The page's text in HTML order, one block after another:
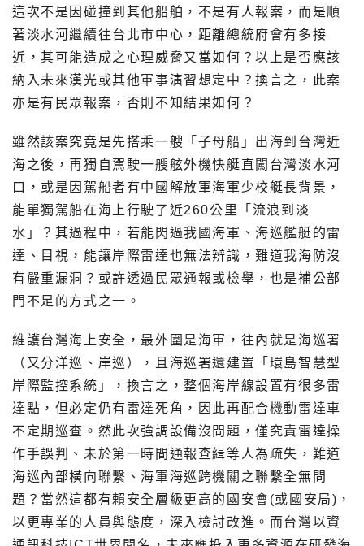
這次不是因碰撞到其他船舶，不是有人報案，而是順
著淡水河繼續往台北市中心，距離總統府會有多接
近，其可能造成之心理威脅又當如何？以上是否應該
納入未來漢光或其他軍事演習想定中？換言之，此案
亦是有民眾報案，否則不知結果如何？
雖然該案究竟是先搭乘一艘「子母船」出海到台灣近
海之後，再獨自駕駛一艘舷外機快艇直闖台灣淡水河
口，或是因駕船者有中國解放軍海軍少校艇長背景，
能單獨駕船在海上行駛了近260公里「流浪到淡
水」？其過程中，若能閃過我國海軍、海巡艦艇的雷
達、目視，能讓岸際雷達也無法辨識，難道我海防沒
有嚴重漏洞？或許透過民眾通報或檢舉，也是補公部
門不足的方式之一。
維護台灣海上安全，最外圍是海軍，往內就是海巡署
（又分洋巡、岸巡），且海巡署還建置「環島智慧型
岸際監控系統」，換言之，整個海岸線設置有很多雷
達點，但必定仍有雷達死角，因此再配合機動雷達車
不定期巡查。然此次強調設備沒問題，僅究責雷達操
作手誤判、未於第一時間通報查緝等人為疏失，難道
海巡內部橫向聯繫、海軍海巡跨機關之聯繫全無問
題？當然這都有賴安全層級更高的國安會(或國安局)，
以更專業的人員與態度，深入檢討改進。而台灣以資